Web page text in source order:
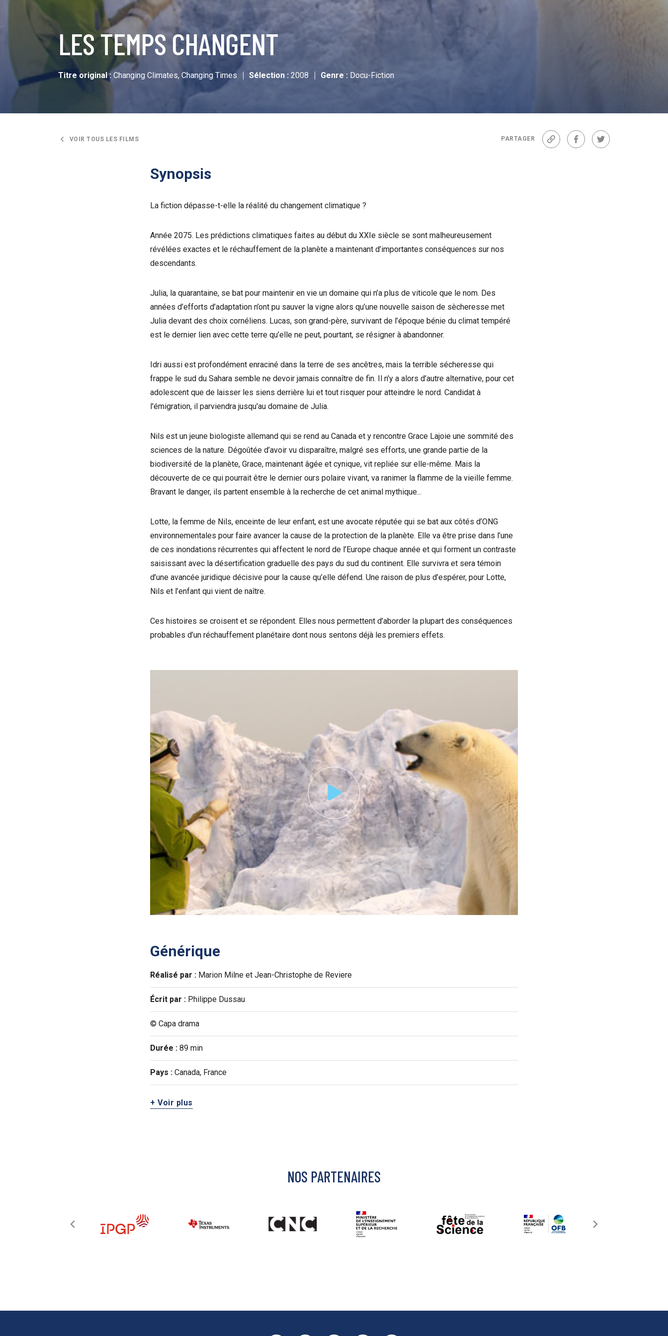
LES TEMPS CHANGENT
Titre original : Changing Climates, Changing Times Sélection : 2008 Genre : Docu-Fiction
VOIR TOUS LES FILMS PARTAGER
Lien FacebookTwitter
Synopsis
La fiction dépasse-t-elle la réalité du changement climatique ?
Année 2075. Les prédictions climatiques faites au début du XXIe siècle se sont malheureusement
révélées exactes et le réchauffement de la planète a maintenant d’importantes conséquences sur nos
descendants.
Julia, la quarantaine, se bat pour maintenir en vie un domaine qui n’a plus de viticole que le nom. Des
années d’efforts d’adaptation n’ont pu sauver la vigne alors qu’une nouvelle saison de sècheresse met
Julia devant des choix cornéliens. Lucas, son grand-père, survivant de l’époque bénie du climat tempéré
est le dernier lien avec cette terre qu’elle ne peut, pourtant, se résigner à abandonner.
Idri aussi est profondément enraciné dans la terre de ses ancêtres, mais la terrible sécheresse qui
frappe le sud du Sahara semble ne devoir jamais connaître de fin. Il n’y a alors d’autre alternative, pour cet
adolescent que de laisser les siens derrière lui et tout risquer pour atteindre le nord. Candidat à
l'émigration, il parviendra jusqu'au domaine de Julia.
Nils est un jeune biologiste allemand qui se rend au Canada et y rencontre Grace Lajoie une sommité des
sciences de la nature. Dégoûtée d’avoir vu disparaître, malgré ses efforts, une grande partie de la
biodiversité de la planète, Grace, maintenant âgée et cynique, vit repliée sur elle-même. Mais la
découverte de ce qui pourrait être le dernier ours polaire vivant, va ranimer la flamme de la vieille femme.
Bravant le danger, ils partent ensemble à la recherche de cet animal mythique...
Lotte, la femme de Nils, enceinte de leur enfant, est une avocate réputée qui se bat aux côtés d’ONG
environnementales pour faire avancer la cause de la protection de la planète. Elle va être prise dans l’une
de ces inondations récurrentes qui affectent le nord de l’Europe chaque année et qui forment un contraste
saisissant avec la désertification graduelle des pays du sud du continent. Elle survivra et sera témoin
d’une avancée juridique décisive pour la cause qu’elle défend. Une raison de plus d’espérer, pour Lotte,
Nils et l’enfant qui vient de naître.
Ces histoires se croisent et se répondent. Elles nous permettent d’aborder la plupart des conséquences
probables d’un réchauffement planétaire dont nous sentons déjà les premiers effets.
Générique
Réalisé par : Marion Milne et Jean-Christophe de Reviere
Écrit par : Philippe Dussau
© Capa drama
Durée : 89 min
Pays : Canada, France
+ Voir plus
NOS PARTENAIRES